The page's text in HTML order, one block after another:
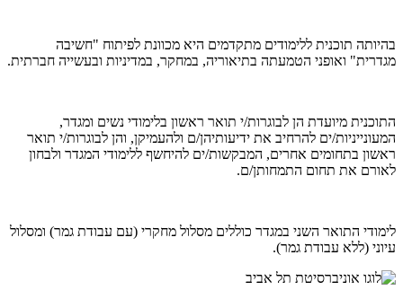
בהיותה תוכנית ללימודים מתקדמים היא מכוונת לפיתוח "חשיבה
מגדרית" ואופני הטמעתה בתיאוריה, במחקר, במדיניות ובעשייה חברתית.
התוכנית מיועדת הן לבוגרות/י תואר ראשון בלימודי נשים ומגדר,
המעונייניות/ים להרחיב את ידיעותיהן/ם ולהעמיקן, והן לבוגרות/י תואר
ראשון בתחומים אחרים, המבקשות/ים להיחשף ללימודי המגדר ולבחון
לאורם את תחום התמחותן/ם.
לימודי התואר השני במגדר כוללים מסלול מחקרי (עם עבודת גמר) ומסלול
עיוני (ללא עבודת גמר).